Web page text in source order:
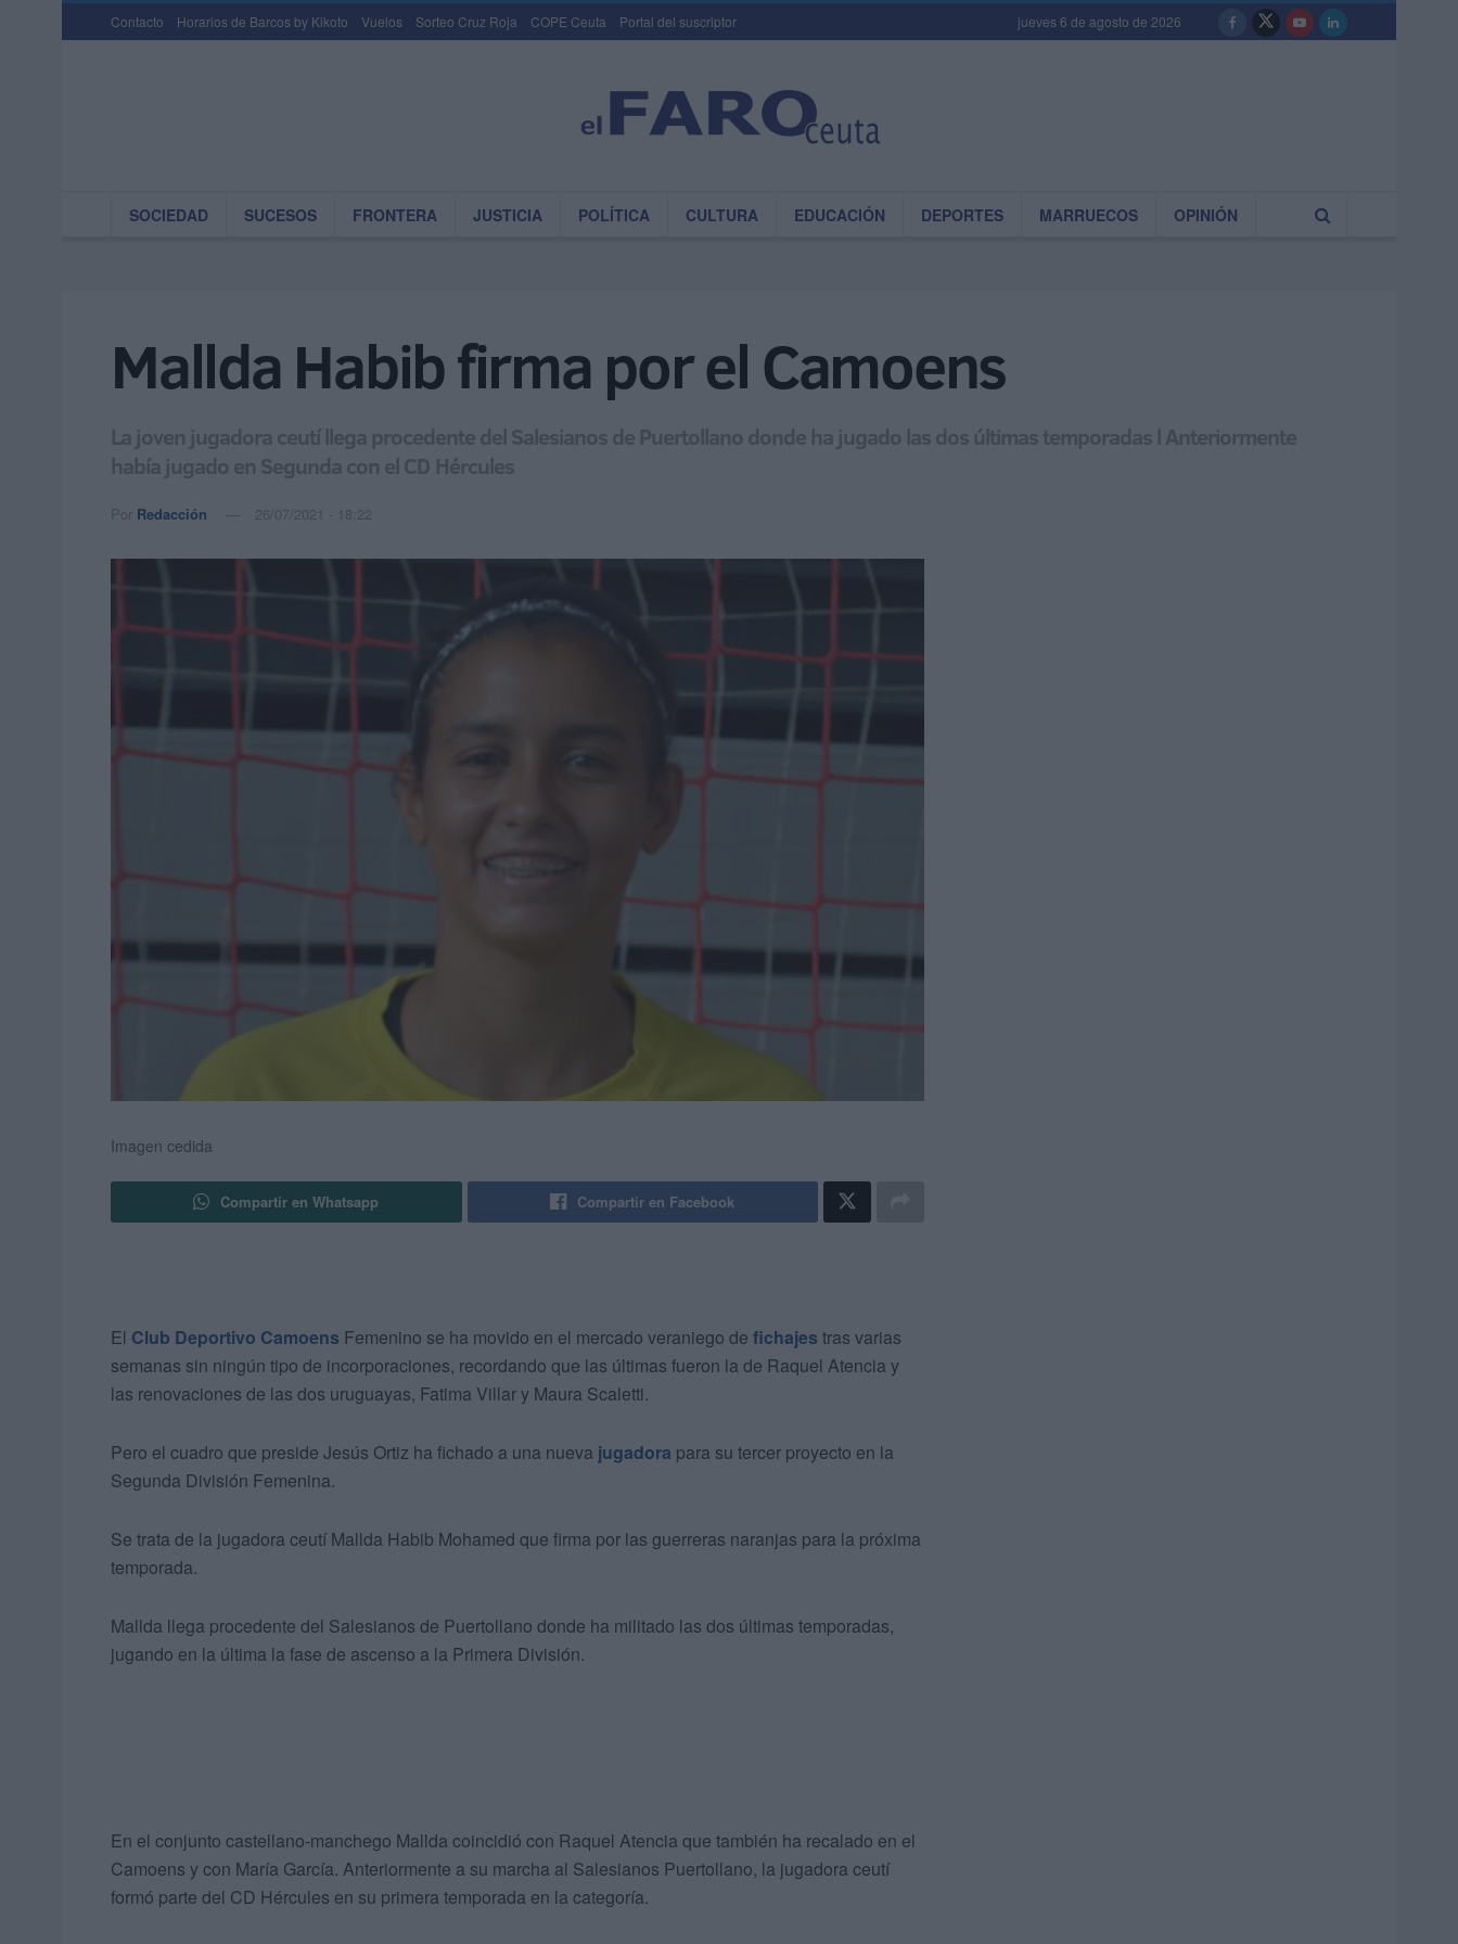
Contacto Horarios de Barcos by Kikoto Vuelos Sorteo Cruz Roja COPE Ceuta Portal del suscriptor jueves 6 de agosto de 2026
SOCIEDAD SUCESOS FRONTERA JUSTICIA POLÍTICA CULTURA EDUCACIÓN DEPORTES MARRUECOS OPINIÓN
Mallda Habib firma por el Camoens
La joven jugadora ceutí llega procedente del Salesianos de Puertollano donde ha jugado las dos últimas temporadas l Anteriormente
había jugado en Segunda con el CD Hércules
Por Redacción 26/07/2021 - 18:22
Imagen cedida
Compartir en Whatsapp Compartir en Facebook
El Club Deportivo Camoens Femenino se ha movido en el mercado veraniego de fichajes tras varias
semanas sin ningún tipo de incorporaciones, recordando que las últimas fueron la de Raquel Atencia y
las renovaciones de las dos uruguayas, Fatima Villar y Maura Scaletti.
Pero el cuadro que preside Jesús Ortiz ha fichado a una nueva jugadora para su tercer proyecto en la
Segunda División Femenina.
Se trata de la jugadora ceutí Mallda Habib Mohamed que firma por las guerreras naranjas para la próxima
temporada.
Mallda llega procedente del Salesianos de Puertollano donde ha militado las dos últimas temporadas,
jugando en la última la fase de ascenso a la Primera División.
En el conjunto castellano-manchego Mallda coincidió con Raquel Atencia que también ha recalado en el
Camoens y con María García. Anteriormente a su marcha al Salesianos Puertollano, la jugadora ceutí
formó parte del CD Hércules en su primera temporada en la categoría.